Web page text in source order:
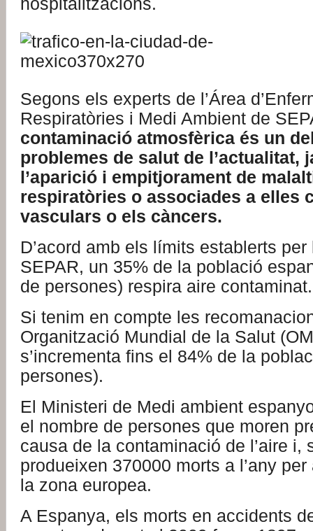
hospitalitzacions.
Segons els experts de l’Área
Respiratòries i Medi Ambient de
contaminació atmosfèrica és un
problemes de salut de l’actualitat,
l’aparició i empitjorament de
respiratòries o associades a elles
vasculars o els càncers.
D’acord amb els límits establerts
SEPAR, un 35% de la població
de persones) respira aire contaminat.
Si tenim en compte les
Organització Mundial de la Salut
s’incrementa fins el 84% de la
persones).
El Ministeri de Medi ambient
el nombre de persones que moren
causa de la contaminació de l’aire i,
produeixen 370000 morts a l’any
la zona europea.
A Espanya, els morts en accidents